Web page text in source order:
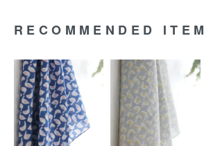
RECOMMENDED ITEM